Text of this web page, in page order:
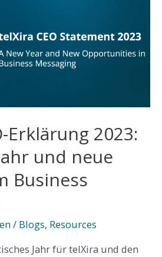
Erklärung 2023:
und neue
Business
/ Blogs, Resources
Jahr für telXira und den